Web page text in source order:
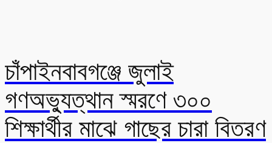
চাঁপাইনবাবগঞ্জে জুলাই
গণঅভ্যুত্থান স্মরণে ৩০০
শিক্ষার্থীর মাঝে গাছের চারা বিতরণ